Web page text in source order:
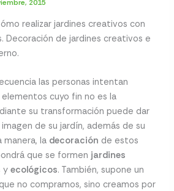
2015
realizar jardines creativos con
Decoración de jardines creativos e
las personas intentan
cuyo fin no es la
su transformación puede dar
de su jardín, además de su
manera, la decoración de estos
que se formen jardines
yecológicos. También, supone un
no compramos, sino creamos por